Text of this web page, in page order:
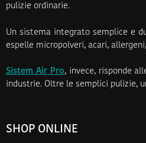
pulizie ordinarie.
Un sistema integrato semplice e
espelle micropolveri, acari,
Sistem Air Pro, invece, risponde
industrie. Oltre le semplici pulizie,
SHOP ONLINE